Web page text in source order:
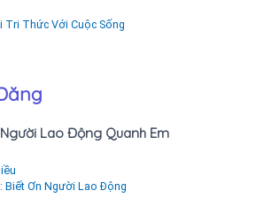
Tri Thức Với Cuộc Sống
Người Lao Động Quanh Em
Biết Ơn Người Lao Động